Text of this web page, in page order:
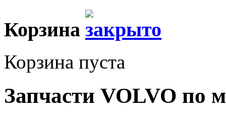
Корзина
Корзина пуста
Запчасти VOLVO по